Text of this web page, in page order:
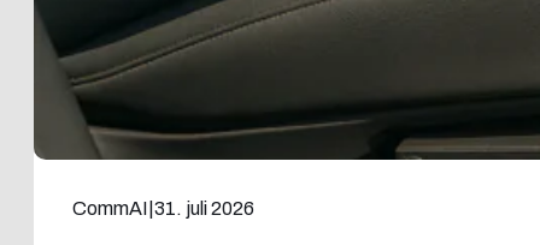
CommAI 31. juli 2026